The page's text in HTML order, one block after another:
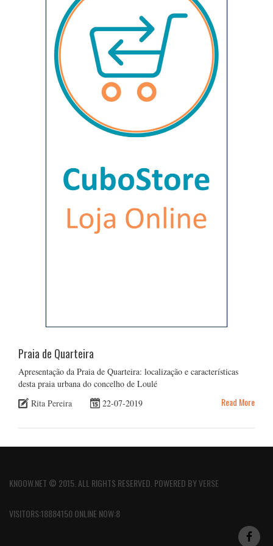
Praia de Quarteira
Apresentação da Praia de Quarteira: localização e características
desta praia urbana do concelho de Loulé
Rita Pereira
22-07-2019 Read More
KNOOW.NET © 2015. ALL RIGHTS RESERVED. POWERED BYVERSE
VISITORS:18884150 ONLINE NOW:8